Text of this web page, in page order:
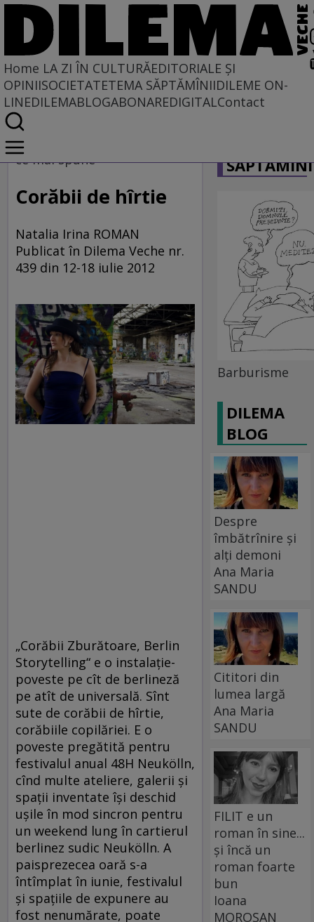
Home LA ZI ÎN CULTURĂEDITORIALE ȘI
OPINIISOCIETATETEMA SĂPTĂMÎNIIDILEME ON-
LINEDILEMABLOGABONAREDIGITALContact
Home
La zi în cultură
ARTE VIZUALE
ce mai spune
Corăbii de hîrtie
Natalia Irina ROMAN
Publicat în Dilema Veche nr.
439 din 12-18 iulie 2012
„Corăbii Zburătoare, Berlin
Storytelling“ e o instalaţie-
poveste pe cît de berlineză
pe atît de universală. Sînt
sute de corăbii de hîrtie,
corăbiile copilăriei. E o
poveste pregătită pentru
festivalul anual 48H Neukölln,
cînd multe ateliere, galerii şi
spaţii inventate îşi deschid
uşile în mod sincron pentru
un weekend lung în cartierul
berlinez sudic Neukölln. A
paisprezecea oară s-a
întîmplat în iunie, festivalul
şi spaţiile de expunere au
fost nenumărate, poate
Barburisme
DILEMA
BLOG
Despre
îmbătrînire și
alți demoni
Ana Maria
SANDU
Cititori din
lumea largă
Ana Maria
SANDU
FILIT e un
roman în sine...
și încă un
roman foarte
bun
Ioana
MOROȘAN